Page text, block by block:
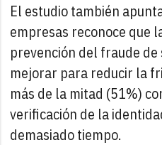
El estudio también
empresas reconoce que
prevención del fraude
mejorar para reducir la
más de la mitad (51%)
verificación de la
demasiado tiempo.